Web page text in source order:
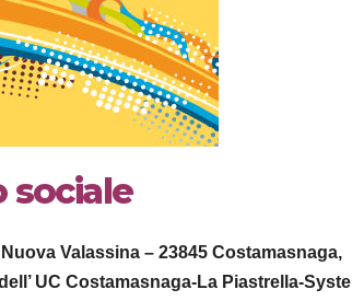
sociale
Valassina – 23845 Costamasnaga,
UC Costamasnaga-La Piastrella-